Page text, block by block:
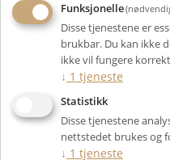
Funksjonelle
Disse tjenestene er
brukbar. Du kan ikke
ikke vil fungere
↓ 1 tjeneste
Statistikk
Disse tjenestene
nettstedet brukes og
↓ 1 tjeneste